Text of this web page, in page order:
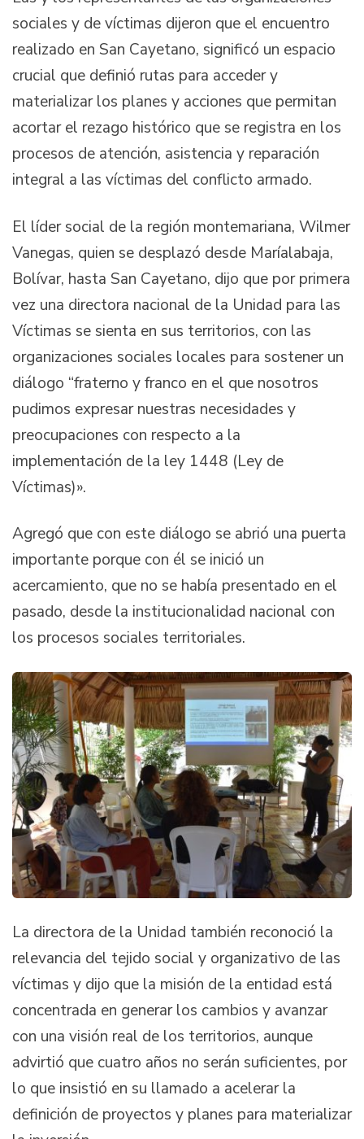
sociales y de víctimas dijeron que el encuentro
realizado en San Cayetano, significó un espacio
crucial que definió rutas para acceder y
materializar los planes y acciones que permitan
acortar el rezago histórico que se registra en los
procesos de atención, asistencia y reparación
integral a las víctimas del conflicto armado.
El líder social de la región montemariana, Wilmer
Vanegas, quien se desplazó desde Maríalabaja,
Bolívar, hasta San Cayetano, dijo que por primera
vez una directora nacional de la Unidad para las
Víctimas se sienta en sus territorios, con las
organizaciones sociales locales para sostener un
diálogo “fraterno y franco en el que nosotros
pudimos expresar nuestras necesidades y
preocupaciones con respecto a la
implementación de la ley 1448 (Ley de
Víctimas)».
Agregó que con este diálogo se abrió una puerta
importante porque con él se inició un
acercamiento, que no se había presentado en el
pasado, desde la institucionalidad nacional con
los procesos sociales territoriales.
La directora de la Unidad también reconoció la
relevancia del tejido social y organizativo de las
víctimas y dijo que la misión de la entidad está
concentrada en generar los cambios y avanzar
con una visión real de los territorios, aunque
advirtió que cuatro años no serán suficientes, por
lo que insistió en su llamado a acelerar la
definición de proyectos y planes para materializar